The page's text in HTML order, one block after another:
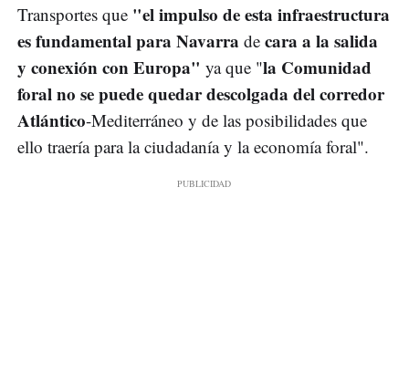
Transportes que "el impulso de esta infraestructura
es fundamental para Navarra de cara a la salida
y conexión con Europa" ya que "la Comunidad
foral no se puede quedar descolgada del corredor
Atlántico-Mediterráneo y de las posibilidades que
ello traería para la ciudadanía y la economía foral".